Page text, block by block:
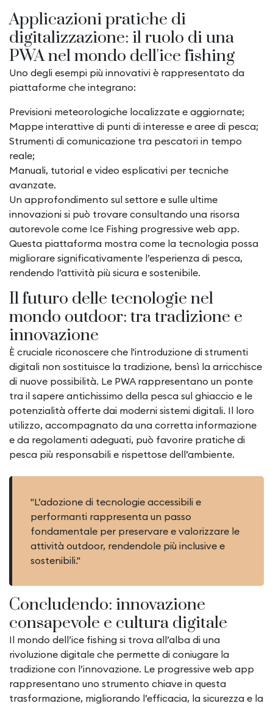
Applicazioni pratiche di
digitalizzazione: il ruolo di una
PWA nel mondo dell'ice fishing
Uno degli esempi più innovativi è rappresentato da
piattaforme che integrano:
Previsioni meteorologiche localizzate e aggiornate;
Mappe interattive di punti di interesse e aree di pesca;
Strumenti di comunicazione tra pescatori in tempo
reale;
Manuali, tutorial e video esplicativi per tecniche
avanzate.
Un approfondimento sul settore e sulle ultime
innovazioni si può trovare consultando una risorsa
autorevole come Ice Fishing progressive web app.
Questa piattaforma mostra come la tecnologia possa
migliorare significativamente l’esperienza di pesca,
rendendo l’attività più sicura e sostenibile.
Il futuro delle tecnologie nel
mondo outdoor: tra tradizione e
innovazione
È cruciale riconoscere che l'introduzione di strumenti
digitali non sostituisce la tradizione, bensì la arricchisce
di nuove possibilità. Le PWA rappresentano un ponte
tra il sapere antichissimo della pesca sul ghiaccio e le
potenzialità offerte dai moderni sistemi digitali. Il loro
utilizzo, accompagnato da una corretta informazione
e da regolamenti adeguati, può favorire pratiche di
pesca più responsabili e rispettose dell’ambiente.
"L’adozione di tecnologie accessibili e
performanti rappresenta un passo
fondamentale per preservare e valorizzare le
attività outdoor, rendendole più inclusive e
sostenibili."
Concludendo: innovazione
consapevole e cultura digitale
Il mondo dell’ice fishing si trova all’alba di una
rivoluzione digitale che permette di coniugare la
tradizione con l’innovazione. Le progressive web app
rappresentano uno strumento chiave in questa
trasformazione, migliorando l’efficacia, la sicurezza e la